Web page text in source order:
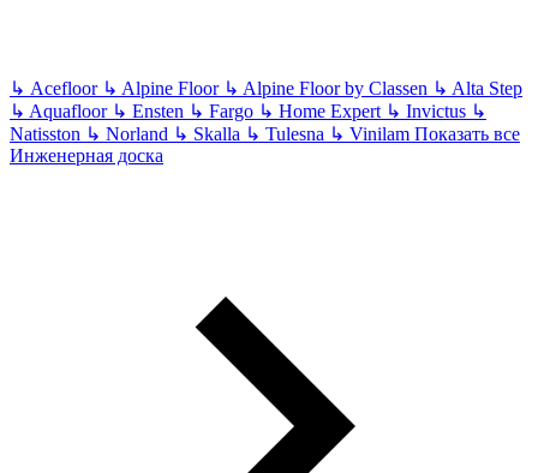
↳ Acefloor ↳ Alpine Floor ↳ Alpine Floor by Classen ↳ Alta Step
↳ Aquafloor ↳ Ensten ↳ Fargo ↳ Home Expert ↳ Invictus ↳
Natisston ↳ Norland ↳ Skalla ↳ Tulesna ↳ Vinilam Показать все
Инженерная доска